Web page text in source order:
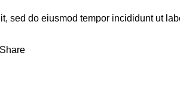
sed do eiusmod tempor incididunt ut
Share